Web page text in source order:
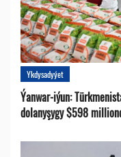
Ykdysadyýet
Ýanwar-iýun:
dolanyşygy $598